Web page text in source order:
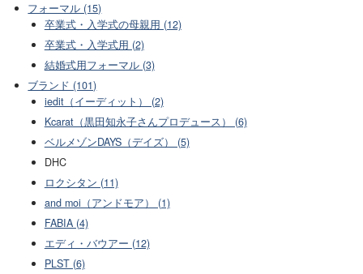
フォーマル (15)
卒業式・入学式の母親用 (12)
卒業式・入学式用 (2)
結婚式用フォーマル (3)
ブランド (101)
iedit（イーディット） (2)
Kcarat（黒田知永子さんプロデュース） (6)
ベルメゾンDAYS（デイズ） (5)
DHC
ロクシタン (11)
and moi（アンドモア） (1)
FABIA (4)
エディ・バウアー (12)
PLST (6)